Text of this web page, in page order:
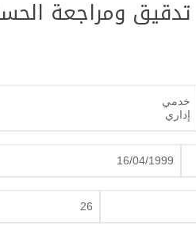
خدمي
إداري
16/04/1999
26